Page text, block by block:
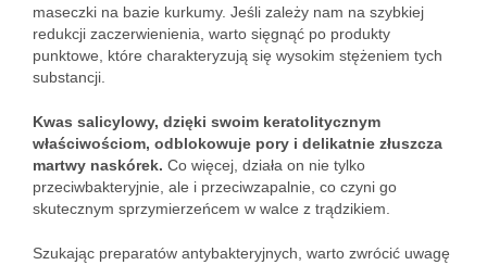
maseczki na bazie kurkumy. Jeśli zależy nam na szybkiej
redukcji zaczerwienienia, warto sięgnąć po produkty
punktowe, które charakteryzują się wysokim stężeniem tych
substancji.
Kwas salicylowy, dzięki swoim keratolitycznym
właściwościom, odblokowuje pory i delikatnie złuszcza
martwy naskórek. Co więcej, działa on nie tylko
przeciwbakteryjnie, ale i przeciwzapalnie, co czyni go
skutecznym sprzymierzeńcem w walce z trądzikiem.
Szukając preparatów antybakteryjnych, warto zwrócić uwagę